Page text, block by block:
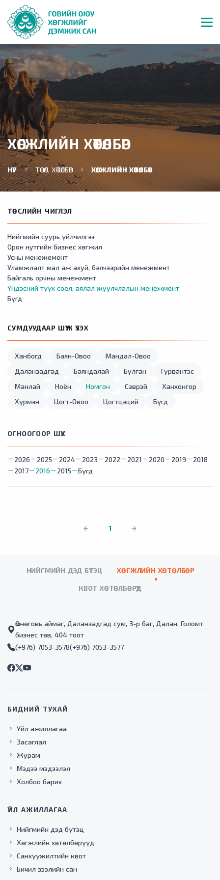
ХӨГЖЛИЙН ХӨТӨЛБӨР
НҮҮР ТӨСӨЛ, ХӨТӨЛБӨР ХӨГЖЛИЙН ХӨТӨЛБӨР
ТӨСЛИЙН ЧИГЛЭЛ
Нийгмийн суурь үйлчилгээ
Орон нутгийн бизнес хөгжил
Усны менежемент
Уламжлалт мал аж ахуй, бэлчээрийн менежмент
Байгаль орчны менежмент
Үндэсний түүх соёл, аялал жуулчлалын менежмент
Бүгд
СУМДУУДААР ШҮҮЖ ҮЗЭХ
Ханбогд Баян-Овоо
Мандал-Овоо
Даланзадгад
Баяндалай Булган
Гурвантэс
Манлай
Ноён Номгон Сэврэй
Ханхонгор
Хүрмэн
Цогт-Овоо Цогтцэций Бүгд
ОГНООГООР ШҮҮХ
2026 2025 2024 2023 2022 2021 2020 2019
2018
2017
2016 2015 Бүгд
1
НИЙГМИЙН ДЭД БҮТЭЦ ХӨГЖЛИЙН ХӨТӨЛБӨР
КВОТ ХӨТӨЛБӨРҮҮД
Өмнөговь аймаг, Даланзадгад сум, 3-р баг, Далан, Голомт
бизнес төв, 404 тоот
(+976) 7053-3578(+976) 7053-3577
БИДНИЙ ТУХАЙ
Үйл ажиллагаа
Засаглал
Журам
Мэдээ мэдээлэл
Холбоо барих
ҮЙЛ АЖИЛЛАГАА
Нийгмийн дэд бүтэц
Хөгжлийн хөтөлбөрүүд
Санхүүжилтийн квот
Бичил зээлийн сан